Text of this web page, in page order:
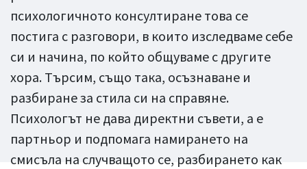
психологичното консултиране това се
постига с разговори, в които изследваме себе
си и начина, по който общуваме с другите
хора. Търсим, също така, осъзнаване и
разбиране за стила си на справяне.
Психологът не дава директни съвети, а е
партньор и подпомага намирането на
смисъла на случващото се, разбирането как